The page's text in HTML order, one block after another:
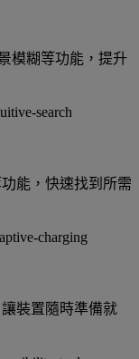
模糊等功能，提升
能，快速找到所需
裝置隨時準備就